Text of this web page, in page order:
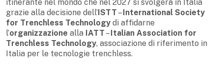
itinerante nel mondo che nel 2027 si svolgerà in Italia
grazie alla decisione dell’ISTT –International Society
for Trenchless Technology di affidarne
l’organizzazione alla IATT –Italian Association for
Trenchless Technology, associazione di riferimento in
Italia per le tecnologie trenchless.